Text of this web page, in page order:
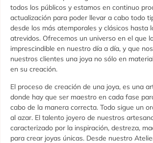
todos los públicos y estamos en continuo
actualización para poder llevar a cabo todo
desde los más atemporales y clásicos hasta
atrevidos. Ofrecemos un universo en el que
imprescindible en nuestro día a día, y que
nuestros clientes una joya no sólo en
en su creación.
El proceso de creación de una joya, es una
donde hay que ser maestro en cada fase
cabo de la manera correcta. Todo sigue un
al azar. El talento joyero de nuestros
caracterizado por la inspiración, destreza,
para crear joyas únicas. Desde nuestro